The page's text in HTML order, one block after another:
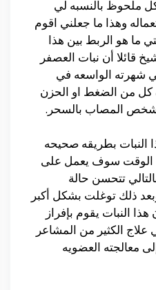
ملحوظ بالنسبه لي
وهذا ما جعلني اقوم
ما هو الربط بين هذا
قائلا أن نبات العصفر
شهرته الواسعه في
كل من الضغط او الحزن
المصاب بالسحر.
النبات بطريقه صحيحه
الوقت سوف يعمل على
تتحسن حالة
ذلك توغلت بشكل أكبر
النبات يقوم بإفراز
الكثير من المشاعر
معالجته العضويه